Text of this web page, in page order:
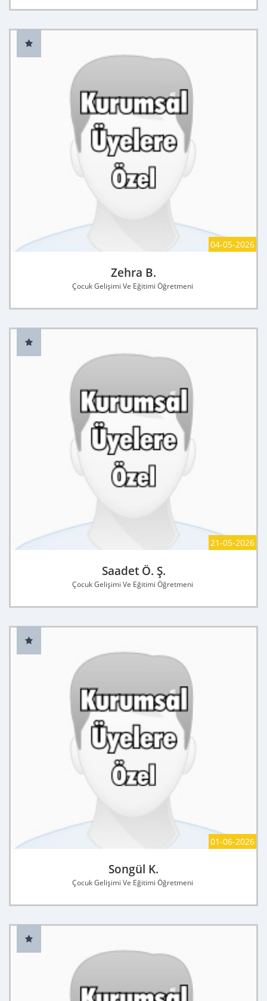
04-05-2026
Zehra B.
Çocuk Gelişimi Ve Eğitimi Öğretmeni
21-05-2026
Saadet Ö. Ş.
Çocuk Gelişimi Ve Eğitimi Öğretmeni
01-06-2026
Songül K.
Çocuk Gelişimi Ve Eğitimi Öğretmeni